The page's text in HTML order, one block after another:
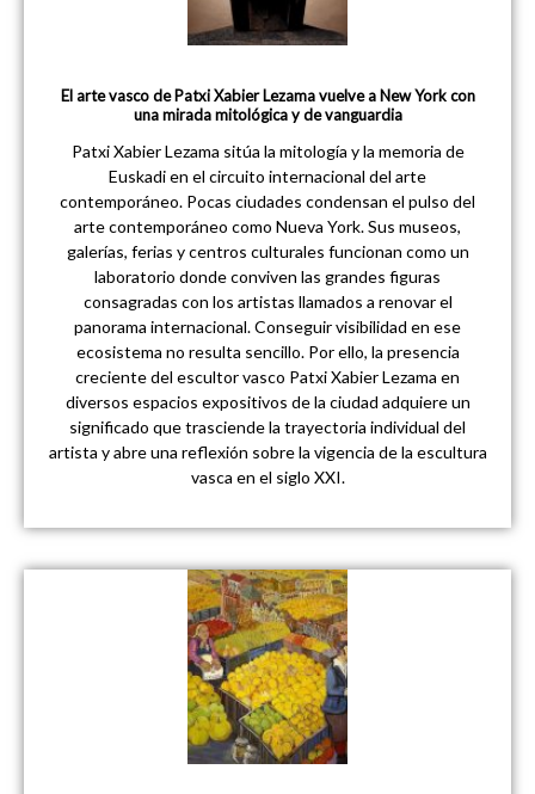
El arte vasco de Patxi Xabier Lezama vuelve a New York con
una mirada mitológica y de vanguardia
Patxi Xabier Lezama sitúa la mitología y la memoria de
Euskadi en el circuito internacional del arte
contemporáneo. Pocas ciudades condensan el pulso del
arte contemporáneo como Nueva York. Sus museos,
galerías, ferias y centros culturales funcionan como un
laboratorio donde conviven las grandes figuras
consagradas con los artistas llamados a renovar el
panorama internacional. Conseguir visibilidad en ese
ecosistema no resulta sencillo. Por ello, la presencia
creciente del escultor vasco Patxi Xabier Lezama en
diversos espacios expositivos de la ciudad adquiere un
significado que trasciende la trayectoria individual del
artista y abre una reflexión sobre la vigencia de la escultura
vasca en el siglo XXI.